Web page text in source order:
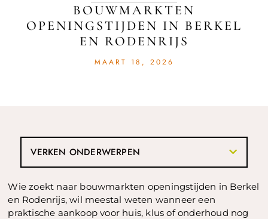
BOUWMARKTEN
OPENINGSTIJDEN IN BERKEL
EN RODENRIJS
MAART 18, 2026
Wie zoekt naar bouwmarkten openingstijden in Berkel
en Rodenrijs, wil meestal weten wanneer een
praktische aankoop voor huis, klus of onderhoud nog
VERKEN ONDERWERPEN